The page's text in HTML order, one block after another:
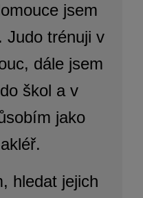
jsem
Judo trénuji v
dále jsem
škol a v
jako
hledat jejich